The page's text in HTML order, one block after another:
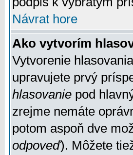
Návrat hore
Ako vytvorím
Vytvorenie
upravujete prvý
hlasovanie pod
zrejme nemáte
potom aspoň dve
odpoveď). Môžete